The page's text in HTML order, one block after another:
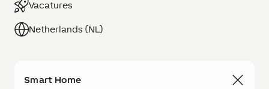
Vacatures
Netherlands (NL)
Smart Home